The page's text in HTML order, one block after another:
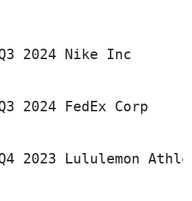
2024 Nike Inc
2024 FedEx Corp
2023 Lululemon